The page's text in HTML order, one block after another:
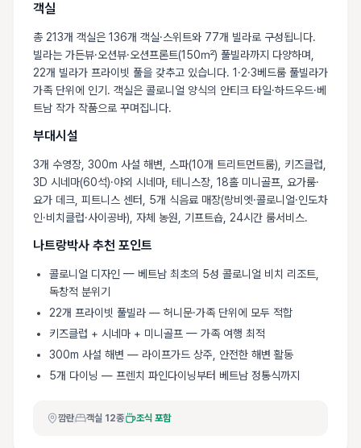
객실
총 213개 객실은 136개 객실·스위트와 77개 빌라로 구성됩니다.
빌라는 가든뷰·오션뷰·오션프론트(150㎡) 풀빌라까지 다양하며,
22개 빌라가 프라이빗 풀을 갖추고 있습니다. 1·2·3베드룸 풀빌라가
가족 단위에 인기. 객실은 콜로니얼 양식의 안티크 타일·하드우드·베
트남 작가 작품으로 꾸며집니다.
부대시설
3개 수영장, 300m 사설 해변, 스파(10개 트리트먼트룸), 키즈클럽,
3D 시네마(60석)·야외 시네마, 테니스장, 18홀 미니골프, 요가룸·
요가 데크, 피트니스 센터, 5개 식음료 매장(랑비엣·콜로니얼·인도차
인·비치클럽·사이공바), 자체 농원, 기프트숍, 24시간 룸서비스.
나트랑박사 추천 포인트
콜로니얼 디자인 — 베트남 최초의 5성 콜로니얼 비치 리조트,
독창적 분위기
22개 프라이빗 풀빌라 — 허니문·가족 단위에 모두 적합
키즈클럽 + 시네마 + 미니골프 — 가족 여행 최적
300m 사설 해변 — 라이프가드 상주, 안전한 해변 활동
5개 다이닝 — 프렌치 파인다이닝부터 베트남 정통식까지
깜란 객실 12종 조식 포함